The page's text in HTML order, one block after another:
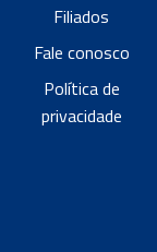
Filiados
Fale conosco
Política de
privacidade